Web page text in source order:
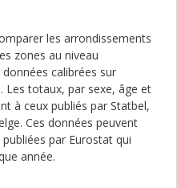
les arrondissements
zones au niveau
données calibrées sur
Les totaux, par sexe, âge et
à ceux publiés par Statbel,
Ces données peuvent
par Eurostat qui
année.